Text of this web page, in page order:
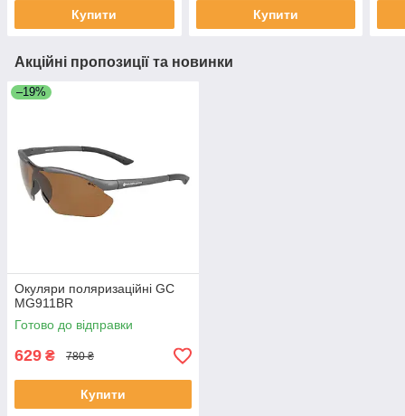
Купити Купити
Акційні пропозиції та новинки
–19%
Окуляри поляризаційні GC
MG911BR
Готово до відправки
629 ₴ 780 ₴
Купити